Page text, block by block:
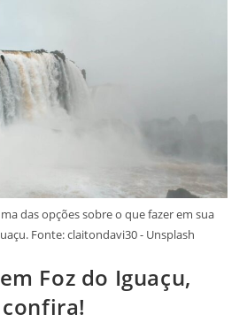
das opções sobre o que fazer em sua
Fonte: claitondavi30 - Unsplash
Foz do Iguaçu,
confira!